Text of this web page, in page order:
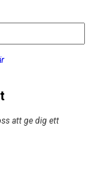
att ge dig ett